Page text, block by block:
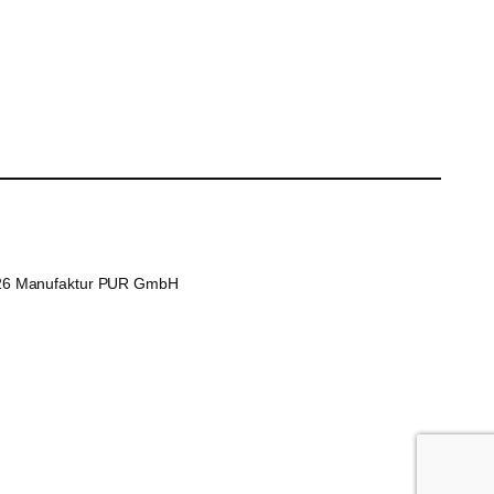
Manufaktur PUR GmbH